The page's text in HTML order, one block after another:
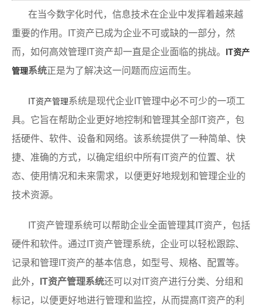
在当今数字化时代，信息技术在企业中发挥着越来越
重要的作用。IT资产已成为企业不可或缺的一部分，然
而，如何高效管理IT资产却一直是企业面临的挑战。 IT资产
管理系统正是为了解决这一问题而应运而生。
IT资产管理系统是现代企业IT管理中必不可少的一项工
具。它旨在帮助企业更好地控制和管理其全部IT资产，包
括硬件、软件、设备和网络。该系统提供了一种简单、快
捷、准确的方式，以确定组织中所有IT资产的位置、状
态、使用情况和未来需求，以便更好地规划和管理企业的
技术资源。
IT资产管理系统可以帮助企业全面管理其IT资产，包括
硬件和软件。通过IT资产管理系统，企业可以轻松跟踪、
记录和管理IT资产的基本信息，如型号、规格、配置等。
此外， IT资产管理系统还可以对IT资产进行分类、分组和
标记，以便更好地进行管理和监控，从而提高IT资产的利